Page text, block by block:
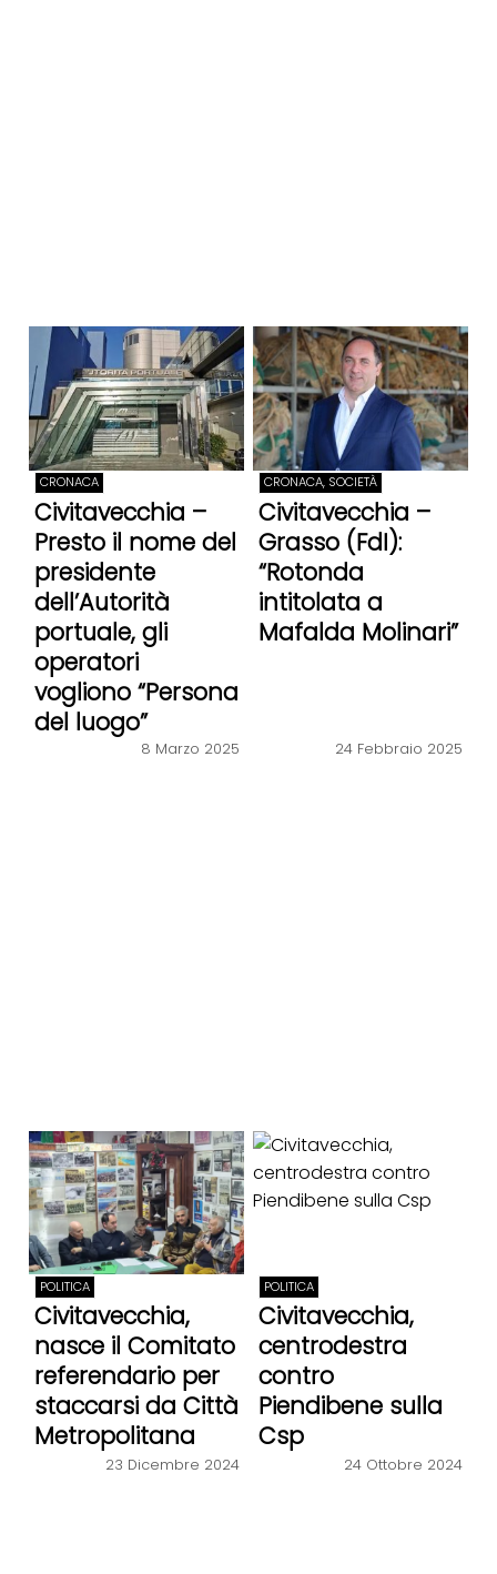
CRONACA
Civitavecchia –
Presto il nome del
presidente
dell’Autorità
portuale, gli
operatori
vogliono “Persona
del luogo”
8 Marzo 2025
CRONACA, SOCIETÀ
Civitavecchia –
Grasso (FdI):
“Rotonda
intitolata a
Mafalda Molinari”
24 Febbraio 2025
POLITICA
Civitavecchia,
nasce il Comitato
referendario per
staccarsi da Città
Metropolitana
23 Dicembre 2024
POLITICA
Civitavecchia,
centrodestra
contro
Piendibene sulla
Csp
24 Ottobre 2024